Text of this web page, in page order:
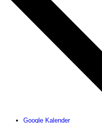
Google Kalender